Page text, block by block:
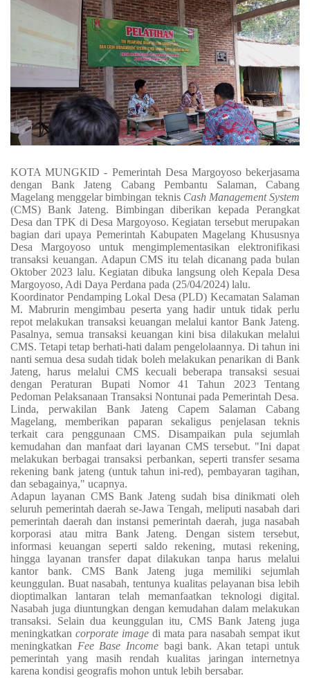
KOTA MUNGKID - Pemerintah Desa Margoyoso bekerjasama
dengan Bank Jateng Cabang Pembantu Salaman, Cabang
Magelang menggelar bimbingan teknis Cash Management System
(CMS) Bank Jateng. Bimbingan diberikan kepada Perangkat
Desa dan TPK di Desa Margoyoso. Kegiatan tersebut merupakan
bagian dari upaya Pemerintah Kabupaten Magelang Khususnya
Desa Margoyoso untuk mengimplementasikan elektronifikasi
transaksi keuangan. Adapun CMS itu telah dicanang pada bulan
Oktober 2023 lalu. Kegiatan dibuka langsung oleh Kepala Desa
Margoyoso, Adi Daya Perdana pada (25/04/2024) lalu.
Koordinator Pendamping Lokal Desa (PLD) Kecamatan Salaman
M. Mabrurin mengimbau peserta yang hadir untuk tidak perlu
repot melakukan transaksi keuangan melalui kantor Bank Jateng.
Pasalnya, semua transaksi keuangan kini bisa dilakukan melalui
CMS. Tetapi tetap berhati-hati dalam pengelolaannya. Di tahun ini
nanti semua desa sudah tidak boleh melakukan penarikan di Bank
Jateng, harus melalui CMS kecuali beberapa transaksi sesuai
dengan Peraturan Bupati Nomor 41 Tahun 2023 Tentang
Pedoman Pelaksanaan Transaksi Nontunai pada Pemerintah Desa.
Linda, perwakilan Bank Jateng Capem Salaman Cabang
Magelang, memberikan paparan sekaligus penjelasan teknis
terkait cara penggunaan CMS. Disampaikan pula sejumlah
kemudahan dan manfaat dari layanan CMS tersebut. "Ini dapat
melakukan berbagai transaksi perbankan, seperti transfer sesama
rekening bank jateng (untuk tahun ini-red), pembayaran tagihan,
dan sebagainya," ucapnya.
Adapun layanan CMS Bank Jateng sudah bisa dinikmati oleh
seluruh pemerintah daerah se-Jawa Tengah, meliputi nasabah dari
pemerintah daerah dan instansi pemerintah daerah, juga nasabah
korporasi atau mitra Bank Jateng. Dengan sistem tersebut,
informasi keuangan seperti saldo rekening, mutasi rekening,
hingga layanan transfer dapat dilakukan tanpa harus melalui
kantor bank. CMS Bank Jateng juga memiliki sejumlah
keunggulan. Buat nasabah, tentunya kualitas pelayanan bisa lebih
dioptimalkan lantaran telah memanfaatkan teknologi digital.
Nasabah juga diuntungkan dengan kemudahan dalam melakukan
transaksi. Selain dua keunggulan itu, CMS Bank Jateng juga
meningkatkan corporate image di mata para nasabah sempat ikut
meningkatkan Fee Base Incomebagi bank. Akan tetapi untuk
pemerintah yang masih rendah kualitas jaringan internetnya
karena kondisi geografis mohon untuk lebih bersabar.